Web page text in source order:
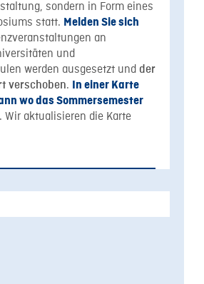
sondern in Form eines
statt. Melden Sie sich
an
und
werden ausgesetzt und der
verschoben.
In einer Karte
wo das Sommersemester
Wir aktualisieren die Karte